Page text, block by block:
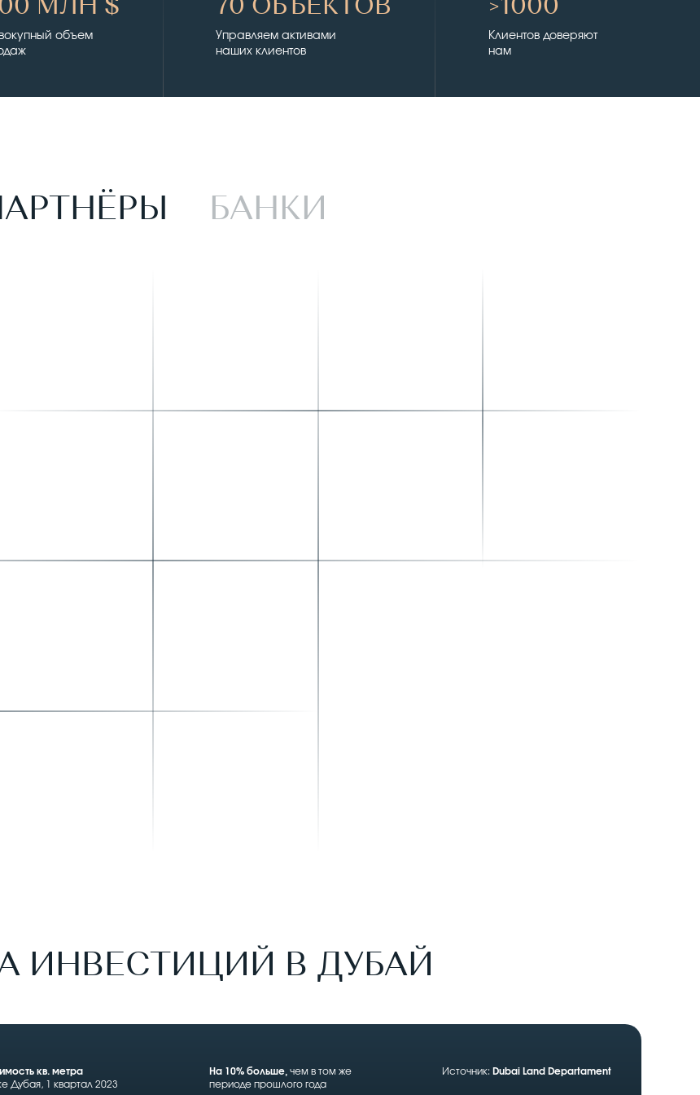
МЛН $
объем
70 ОБЪЕКТОВ
Управляем активами
наших клиентов
>1000
Клиентов доверяют
нам
БАНКИ
ИНВЕСТИЦИЙ В ДУБАЙ
кв. метра
Дубая, 1 квартал 2023
На 10% больше, чем в том же
периоде прошлого года
Источник: Dubai Land Departament